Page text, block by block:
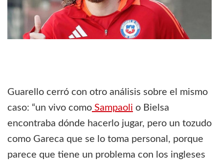
Guarello cerró con otro análisis sobre el mismo
caso: “un vivo como Sampaoli o Bielsa
encontraba dónde hacerlo jugar, pero un tozudo
como Gareca que se lo toma personal, porque
parece que tiene un problema con los ingleses